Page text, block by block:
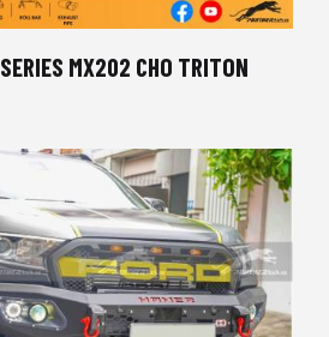
MX202 CHO TRITON